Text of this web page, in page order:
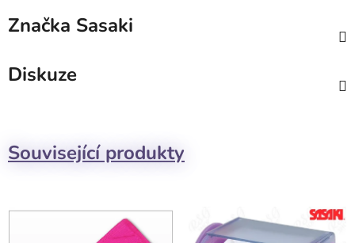
Značka Sasaki
Diskuze
Související produkty